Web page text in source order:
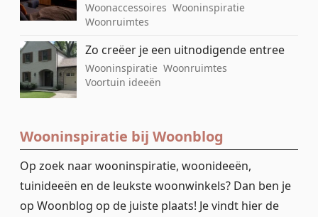
Woonaccessoires Wooninspiratie
Woonruimtes
Zo creëer je een uitnodigende entree
Wooninspiratie Woonruimtes
Voortuin ideeën
Wooninspiratie bij Woonblog
Op zoek naar wooninspiratie, woonideeën,
tuinideeën en de leukste woonwinkels? Dan ben je
op Woonblog op de juiste plaats! Je vindt hier de